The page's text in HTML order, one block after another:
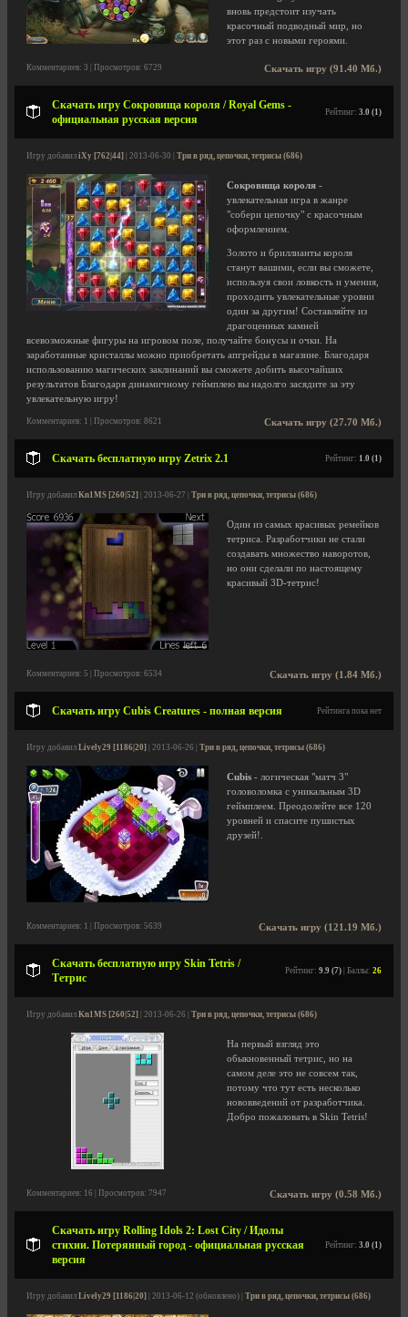
вновь предстоит изучать
красочный подводный мир, но
этот раз с новыми героями.
Скачать игру (91.40 Мб.)
Комментариев: 3 | Просмотров: 6729
Скачать игру Сокровища короля / Royal Gems -
официальная русская версия
Рейтинг: 3.0 (1)
Игру добавил iXy [762|44] | 2013-06-30 | Три в ряд, цепочки, тетрисы (686)
Сокровища короля -
увлекательная игра в жанре
"собери цепочку" с красочным
оформлением.
Золото и бриллианты короля
станут вашими, если вы сможете,
используя свои ловкость и умения,
проходить увлекательные уровни
один за другим! Составляйте из
драгоценных камней
всевозможные фигуры на игровом поле, получайте бонусы и очки. На
заработанные кристаллы можно приобретать апгрейды в магазине. Благодаря
использованию магических заклинаний вы сможете добить высочайших
результатов Благодаря динамичному геймплею вы надолго засядите за эту
увлекательную игру!
Скачать игру (27.70 Мб.)
Комментариев: 1 | Просмотров: 8621
Скачать бесплатную игру Zetrix 2.1 Рейтинг: 1.0 (1)
Игру добавил Kn1MS [260|52] | 2013-06-27 | Три в ряд, цепочки, тетрисы (686)
Один из самых красивых ремейков
тетриса. Разработчики не стали
создавать множество наворотов,
но они сделали по настоящему
красивый 3D-тетрис!
Скачать игру (1.84 Мб.)
Комментариев: 5 | Просмотров: 6534
Скачать игру Cubis Creatures - полная версия Рейтинга пока нет
Игру добавил Lively29 [1186|20] | 2013-06-26 | Три в ряд, цепочки, тетрисы (686)
Cubis - логическая "матч 3"
головоломка с уникальным 3D
геймплеем. Преодолейте все 120
уровней и спасите пушистых
друзей!.
Скачать игру (121.19 Мб.)
Комментариев: 1 | Просмотров: 5639
Скачать бесплатную игру Skin Tetris /
Тетрис
Рейтинг: 9.9 (7) | Баллы: 26
Игру добавил Kn1MS [260|52] | 2013-06-26 | Три в ряд, цепочки, тетрисы (686)
На первый взгляд это
обыкновенный тетрис, но на
самом деле это не совсем так,
потому что тут есть несколько
нововведений от разработчика.
Добро пожаловать в Skin Tetris!
Скачать игру (0.58 Мб.)
Комментариев: 16 | Просмотров: 7947
Скачать игру Rolling Idols 2: Lost City / Идолы
стихии. Потерянный город - официальная русская
версия
Рейтинг: 3.0 (1)
Игру добавил Lively29 [1186|20] | 2013-06-12 (обновлено) | Три в ряд, цепочки, тетрисы (686)